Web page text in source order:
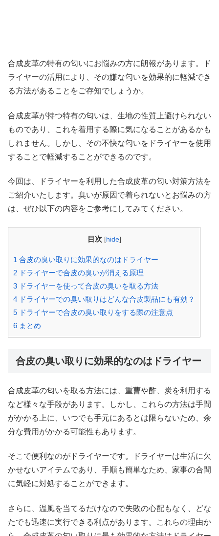
合成皮革の特有の匂いにお悩みの方に朗報があります。ド
ライヤーの活用により、その嫌な匂いを効果的に軽減でき
る方法があることをご存知でしょうか。
合成皮革が持つ特有の匂いは、生地の性質上避けられない
ものであり、これを着用する際に気になることがあるかも
しれません。しかし、その不快な匂いをドライヤーを使用
することで軽減することができるのです。
今回は、ドライヤーを利用した合成皮革の匂い対策方法を
ご紹介いたします。臭いが原因で着られないとお悩みの方
は、ぜひ以下の内容をご参考にしてみてください。
目次 [hide]
1 合皮の臭い取りに効果的なのはドライヤー
2 ドライヤーで合皮の臭いが消える原理
3 ドライヤーを使って合皮の臭いを取る方法
4 ドライヤーでの臭い取りはどんな合皮製品にも有効？
5 ドライヤーで合皮の臭い取りをする際の注意点
6 まとめ
合皮の臭い取りに効果的なのはドライヤー
合成皮革の匂いを取る方法には、重曹や酢、炭を利用する
など様々な手段があります。しかし、これらの方法は手間
がかかる上に、いつでも手元にあるとは限らないため、余
分な費用がかかる可能性もあります。
そこで便利なのがドライヤーです。ドライヤーは生活に欠
かせないアイテムであり、手順も簡単なため、家事の合間
に気軽に対処することができます。
さらに、温風を当てるだけなので失敗の心配もなく、どな
たでも迅速に実行できる利点があります。これらの理由か